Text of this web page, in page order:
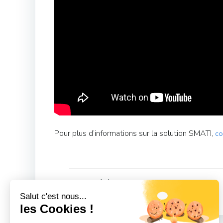
Pour plus d’informations sur la solution SMATI,
Navigation
de
Article précédent
Salut c'est nous...
les Cookies !